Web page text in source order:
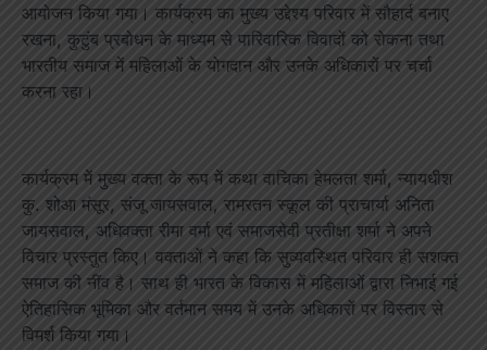
आयोजन किया गया। कार्यक्रम का मुख्य उद्देश्य परिवार में सौहार्द बनाए
रखना, कुटुंब प्रबोधन के माध्यम से पारिवारिक विवादों को रोकना तथा
भारतीय समाज में महिलाओं के योगदान और उनके अधिकारों पर चर्चा
करना रहा।
कार्यक्रम में मुख्य वक्ता के रूप में कथा वाचिका हेमलता शर्मा, न्यायधीश
कु. शोआ मंसूर, संजू जायसवाल, रामरतन स्कूल की प्राचार्या अनिता
जायसवाल, अधिवक्ता रीमा वर्मा एवं समाजसेवी प्रतीक्षा शर्मा ने अपने
विचार प्रस्तुत किए। वक्ताओं ने कहा कि सुव्यवस्थित परिवार ही सशक्त
समाज की नींव है। साथ ही भारत के विकास में महिलाओं द्वारा निभाई गई
ऐतिहासिक भूमिका और वर्तमान समय में उनके अधिकारों पर विस्तार से
विमर्श किया गया।